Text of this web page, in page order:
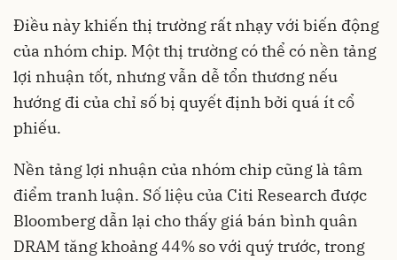
Điều này khiến thị trường rất nhạy với biến động
của nhóm chip. Một thị trường có thể có nền tảng
lợi nhuận tốt, nhưng vẫn dễ tổn thương nếu
hướng đi của chỉ số bị quyết định bởi quá ít cổ
phiếu.
Nền tảng lợi nhuận của nhóm chip cũng là tâm
điểm tranh luận. Số liệu của Citi Research được
Bloomberg dẫn lại cho thấy giá bán bình quân
DRAM tăng khoảng 44% so với quý trước, trong